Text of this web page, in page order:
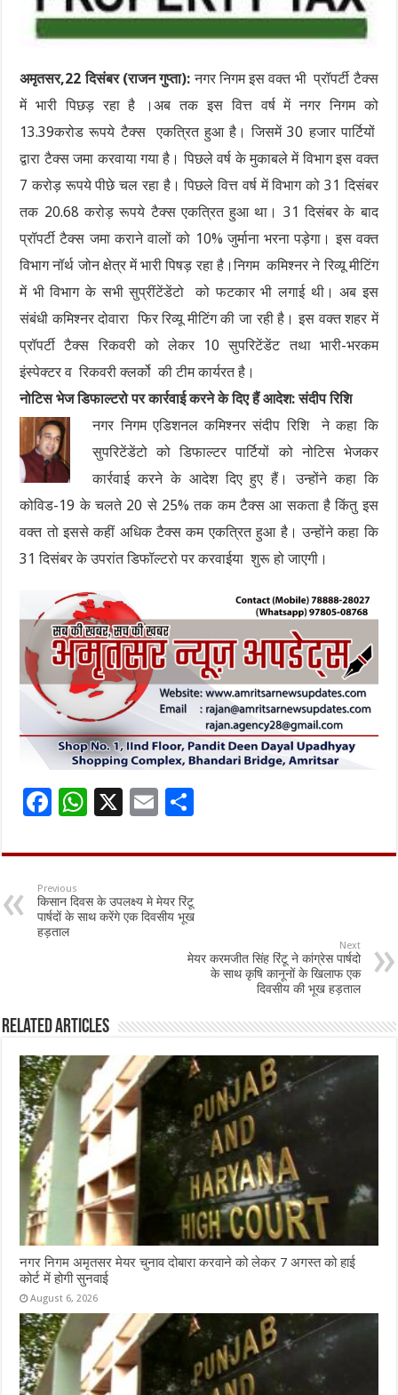
अमृतसर,22 दिसंबर (राजन गुप्ता): नगर निगम इस वक्त भी प्रॉपर्टी टैक्स
में भारी पिछड़ रहा है ।अब तक इस वित्त वर्ष में नगर निगम को
13.39करोड रूपये टैक्स एकत्रित हुआ है। जिसमें 30 हजार पार्टियों
द्वारा टैक्स जमा करवाया गया है। पिछले वर्ष के मुकाबले में विभाग इस वक्त
7 करोड़ रूपये पीछे चल रहा है। पिछले वित्त वर्ष में विभाग को 31 दिसंबर
तक 20.68 करोड़ रूपये टैक्स एकत्रित हुआ था। 31 दिसंबर के बाद
प्रॉपर्टी टैक्स जमा कराने वालों को 10% जुर्माना भरना पड़ेगा। इस वक्त
विभाग नॉर्थ जोन क्षेत्र में भारी पिषड़ रहा है।निगम कमिश्नर ने रिव्यू मीटिंग
में भी विभाग के सभी सुप्रींटेंडेंटो को फटकार भी लगाई थी। अब इस
संबंधी कमिश्नर दोवारा फिर रिव्यू मीटिंग की जा रही है। इस वक्त शहर में
प्रॉपर्टी टैक्स रिकवरी को लेकर 10 सुपरिटेंडेंट तथा भारी-भरकम
इंस्पेक्टर व रिकवरी क्लर्को की टीम कार्यरत है।
नोटिस भेज डिफाल्टरो पर कार्रवाई करने के दिए हैं आदेश: संदीप रिशि
नगर निगम एडिशनल कमिश्नर संदीप रिशि ने कहा कि
सुपरिटेंडेंटो को डिफाल्टर पार्टियों को नोटिस भेजकर
कार्रवाई करने के आदेश दिए हुए हैं। उन्होंने कहा कि
कोविड-19 के चलते 20 से 25% तक कम टैक्स आ सकता है किंतु इस
वक्त तो इससे कहीं अधिक टैक्स कम एकत्रित हुआ है। उन्होंने कहा कि
31 दिसंबर के उपरांत डिफॉल्टरो पर करवाईया शुरू हो जाएगी।
F
e
b
o
o
W
at
sA
p
X
E
ai
l
ar
Previous
किसान दिवस के उपलक्ष्य मे मेयर रिंटू
पार्षदों के साथ करेंगे एक दिवसीय भूख
हड़ताल
Next
मेयर करमजीत सिंह रिंटू ने कांग्रेस पार्षदो
के साथ कृषि कानूनों के खिलाफ एक
दिवसीय की भूख हड़ताल
Related Articles
नगर निगम अमृतसर मेयर चुनाव दोबारा करवाने को लेकर 7 अगस्त को हाई
कोर्ट में होगी सुनवाई
August 6, 2026